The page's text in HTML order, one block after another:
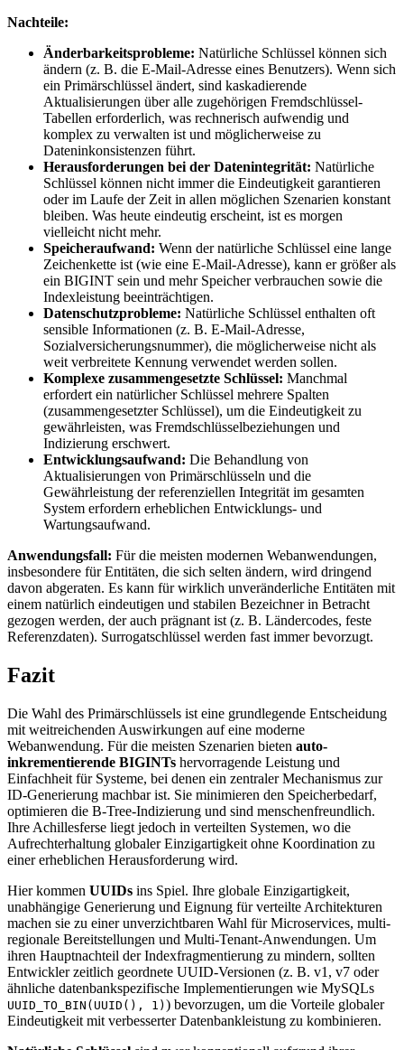
Nachteile:
Änderbarkeitsprobleme: Natürliche Schlüssel können sich
ändern (z. B. die E-Mail-Adresse eines Benutzers). Wenn sich
ein Primärschlüssel ändert, sind kaskadierende
Aktualisierungen über alle zugehörigen Fremdschlüssel-
Tabellen erforderlich, was rechnerisch aufwendig und
komplex zu verwalten ist und möglicherweise zu
Dateninkonsistenzen führt.
Herausforderungen bei der Datenintegrität: Natürliche
Schlüssel können nicht immer die Eindeutigkeit garantieren
oder im Laufe der Zeit in allen möglichen Szenarien konstant
bleiben. Was heute eindeutig erscheint, ist es morgen
vielleicht nicht mehr.
Speicheraufwand: Wenn der natürliche Schlüssel eine lange
Zeichenkette ist (wie eine E-Mail-Adresse), kann er größer als
ein BIGINT sein und mehr Speicher verbrauchen sowie die
Indexleistung beeinträchtigen.
Datenschutzprobleme: Natürliche Schlüssel enthalten oft
sensible Informationen (z. B. E-Mail-Adresse,
Sozialversicherungsnummer), die möglicherweise nicht als
weit verbreitete Kennung verwendet werden sollen.
Komplexe zusammengesetzte Schlüssel: Manchmal
erfordert ein natürlicher Schlüssel mehrere Spalten
(zusammengesetzter Schlüssel), um die Eindeutigkeit zu
gewährleisten, was Fremdschlüsselbeziehungen und
Indizierung erschwert.
Entwicklungsaufwand: Die Behandlung von
Aktualisierungen von Primärschlüsseln und die
Gewährleistung der referenziellen Integrität im gesamten
System erfordern erheblichen Entwicklungs- und
Wartungsaufwand.
Anwendungsfall: Für die meisten modernen Webanwendungen,
insbesondere für Entitäten, die sich selten ändern, wird dringend
davon abgeraten. Es kann für wirklich unveränderliche Entitäten mit
einem natürlich eindeutigen und stabilen Bezeichner in Betracht
gezogen werden, der auch prägnant ist (z. B. Ländercodes, feste
Referenzdaten). Surrogatschlüssel werden fast immer bevorzugt.
Fazit
Die Wahl des Primärschlüssels ist eine grundlegende Entscheidung
mit weitreichenden Auswirkungen auf eine moderne
Webanwendung. Für die meisten Szenarien bieten auto-
inkrementierende BIGINTs hervorragende Leistung und
Einfachheit für Systeme, bei denen ein zentraler Mechanismus zur
ID-Generierung machbar ist. Sie minimieren den Speicherbedarf,
optimieren die B-Tree-Indizierung und sind menschenfreundlich.
Ihre Achillesferse liegt jedoch in verteilten Systemen, wo die
Aufrechterhaltung globaler Einzigartigkeit ohne Koordination zu
einer erheblichen Herausforderung wird.
Hier kommen UUIDs ins Spiel. Ihre globale Einzigartigkeit,
unabhängige Generierung und Eignung für verteilte Architekturen
machen sie zu einer unverzichtbaren Wahl für Microservices, multi-
regionale Bereitstellungen und Multi-Tenant-Anwendungen. Um
ihren Hauptnachteil der Indexfragmentierung zu mindern, sollten
Entwickler zeitlich geordnete UUID-Versionen (z. B. v1, v7 oder
ähnliche datenbankspezifische Implementierungen wie MySQLs
UUID_TO_BIN(UUID(), 1) ) bevorzugen, um die Vorteile globaler
Eindeutigkeit mit verbesserter Datenbankleistung zu kombinieren.